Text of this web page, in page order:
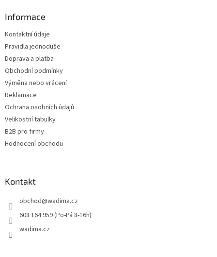
Informace
Kontaktní údaje
Pravidla jednoduše
Doprava a platba
Obchodní podmínky
Výměna nebo vrácení
Reklamace
Ochrana osobních údajů
Velikostní tabulky
B2B pro firmy
Hodnocení obchodu
Kontakt
obchod@wadima.cz
608 164 959 (Po-Pá 8-16h)
wadima.cz